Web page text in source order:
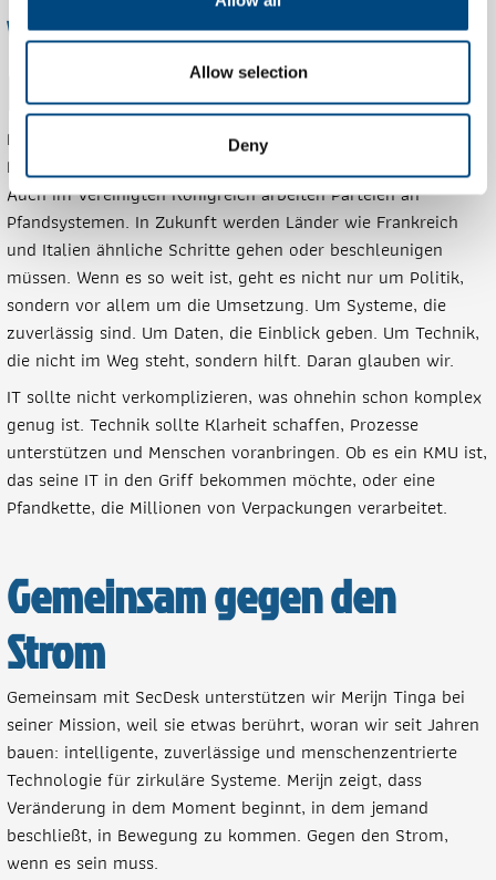
Allow selection
Deny
Von den Niederlanden nach
Europa
Die Niederlande haben viel Erfahrung mit Pfandsystemen.
Dieses Wissen wird in anderen Ländern immer relevanter.
Auch im Vereinigten Königreich arbeiten Parteien an
Pfandsystemen. In Zukunft werden Länder wie Frankreich
und Italien ähnliche Schritte gehen oder beschleunigen
müssen. Wenn es so weit ist, geht es nicht nur um Politik,
sondern vor allem um die Umsetzung. Um Systeme, die
zuverlässig sind. Um Daten, die Einblick geben. Um Technik,
die nicht im Weg steht, sondern hilft. Daran glauben wir.
IT sollte nicht verkomplizieren, was ohnehin schon komplex
genug ist. Technik sollte Klarheit schaffen, Prozesse
unterstützen und Menschen voranbringen. Ob es ein KMU ist,
das seine IT in den Griff bekommen möchte, oder eine
Pfandkette, die Millionen von Verpackungen verarbeitet.
Gemeinsam gegen den
Strom
Gemeinsam mit SecDesk unterstützen wir Merijn Tinga bei
seiner Mission, weil sie etwas berührt, woran wir seit Jahren
bauen: intelligente, zuverlässige und menschenzentrierte
Technologie für zirkuläre Systeme. Merijn zeigt, dass
Veränderung in dem Moment beginnt, in dem jemand
beschließt, in Bewegung zu kommen. Gegen den Strom,
wenn es sein muss.